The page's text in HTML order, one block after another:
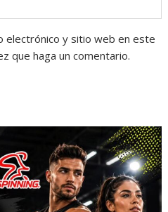
electrónico y sitio web en este
que haga un comentario.